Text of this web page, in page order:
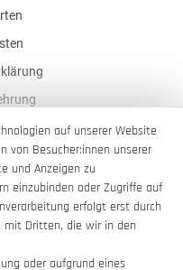
auf unserer Website
von Besucher:innen unserer
und Anzeigen zu
einzubinden oder Zugriffe auf
erfolgt erst durch
mit Dritten, die wir in den
oder aufgrund eines